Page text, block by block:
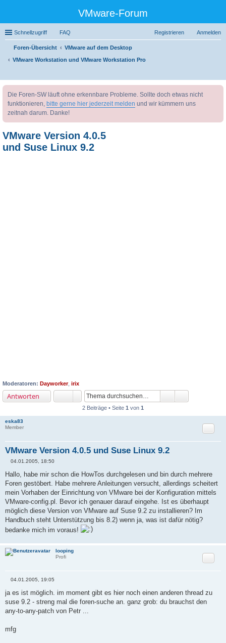
VMware-Forum
Schnellzugriff FAQ Anmelden
Registrieren
Foren-Übersicht
VMware auf dem Desktop
VMware Workstation und VMware Workstation Pro
uc
Die Foren-SW läuft ohne erkennbare Probleme. Sollte doch etwas nicht
funktionieren, bitte gerne hier jederzeit melden und wir kümmern uns
zeitnah darum. Danke!
VMware Version 4.0.5
und Suse Linux 9.2
Moderatoren: Dayworker, irix
Antworten
2 Beiträge • Seite 1 von 1
eska83
Member
VMware Version 4.0.5 und Suse Linux 9.2
Zitat
e
i
t
a
g
04.01.2005, 18:50
Hallo, habe mir schon die HowTos durchgelesen und bin durch mehrere
Foren gestöbert. Habe mehrere Anleitungen versucht, allerdings scheitert
mein Vorhaben der Einrichtung von VMware bei der Konfiguration mittels
VMware-config.pl. Bevor ich genauer darauf eingehe. Ist es überhaupt
möglich diese Version von VMware auf Suse 9.2 zu installieren? Im
Handbuch steht Unterstützung bis 8.2) wenn ja, was ist dafür nötig?
bedanke mich im voraus!
looping
Profi
Zitat
t
a
04.01.2005, 19:05
ja es ist möglich. im moment gibt es hier noch einen anderen thread zu
suse 9.2 - streng mal die foren-suche an. ganz grob: du brauchst den
any-to-any-patch von Petr ...
mfg